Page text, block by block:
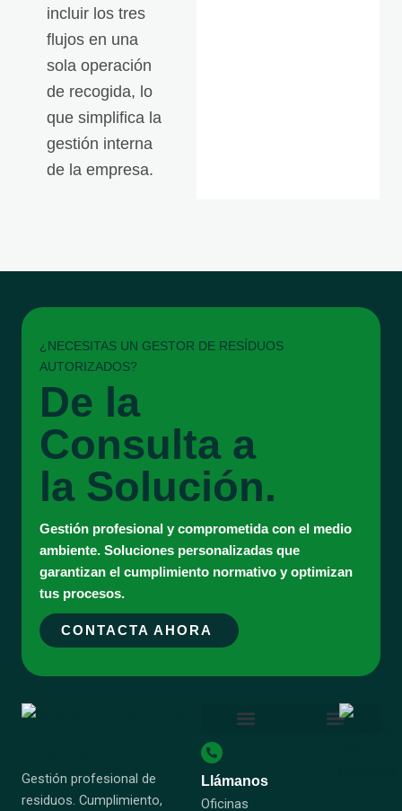
incluir los tres
flujos en una
sola operación
de recogida, lo
que simplifica la
gestión interna
de la empresa.
¿NECESITAS UN GESTOR DE RESÍDUOS
AUTORIZADOS?
De la
Consulta a
la Solución.
Gestión profesional y comprometida con el medio
ambiente. Soluciones personalizadas que
garantizan el cumplimiento normativo y optimizan
tus procesos.
CONTACTA AHORA
Gestión profesional de
residuos. Cumplimiento,
Llámanos
Oficinas